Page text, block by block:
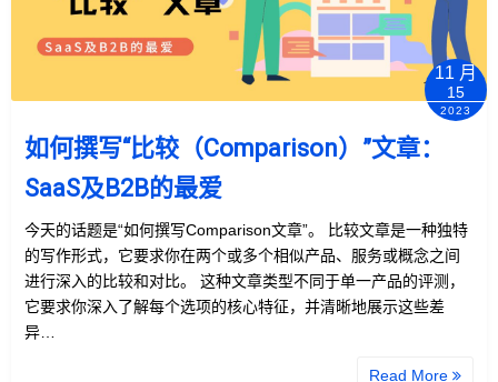
11 月
15
2023
如何撰写“比较（Comparison）”文章：
SaaS及B2B的最爱
今天的话题是“如何撰写Comparison文章”。 比较文章是一种独特
的写作形式，它要求你在两个或多个相似产品、服务或概念之间
进行深入的比较和对比。 这种文章类型不同于单一产品的评测，
它要求你深入了解每个选项的核心特征，并清晰地展示这些差
异…
Read More